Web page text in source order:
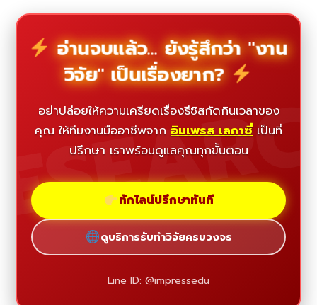
อ่านจบแล้ว... ยังรู้สึกว่า "งาน
วิจัย" เป็นเรื่องยาก?
อย่าปล่อยให้ความเครียดเรื่องธีซิสกัดกินเวลาของ
คุณ ให้ทีมงานมืออาชีพจาก อิมเพรส เลกาซี่ เป็นที่
ปรึกษา เราพร้อมดูแลคุณทุกขั้นตอน
ทักไลน์ปรึกษาทันที
ดูบริการรับทำวิจัยครบวงจร
Line ID: @impressedu